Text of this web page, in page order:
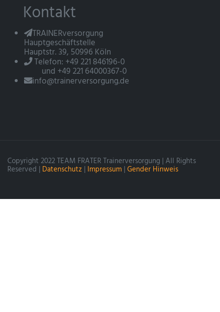
Kontakt
TRAINERversorgung
Hauptgeschäftstelle
Hauptstr. 39, 50996 Köln
Telefon: +49 221 846196-0
und +49 221 64000367-0
info@trainerversorgung.de
Copyright 2022 TEAM FRATER Trainerversorgung | All Rights
Reserved | Datenschutz | Impressum | Gender Hinweis